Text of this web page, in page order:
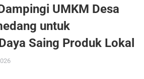
UMKM Desa
untuk
Saing Produk Lokal